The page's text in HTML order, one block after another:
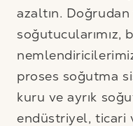
azaltın.
soğutucularımız,
proses soğutma
kuru ve ayrık
endüstriyel, ticari